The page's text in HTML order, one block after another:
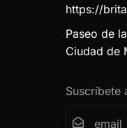
https://
Paseo de
Ciudad de
Suscríbete